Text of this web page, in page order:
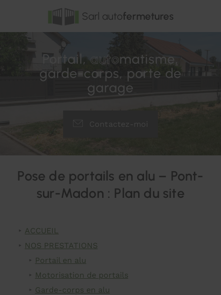
Portail,automatisme,
garde-corps, porte de
garage
Contactez-moi
Pose de portails en alu – Pont-
sur-Madon : Plan du site
ACCUEIL
NOS PRESTATIONS
Portail en alu
Motorisation de portails
Garde-corps en alu
Sarl autofermetures